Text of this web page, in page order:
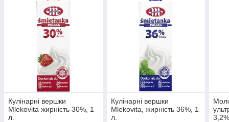
Кулінарні вершки
Mlekovita жирність 30%, 1
л.
Кулінарні вершки
Mlekovita, жирність 36%, 1
л.